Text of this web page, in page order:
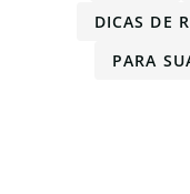
DICAS DE
PARA